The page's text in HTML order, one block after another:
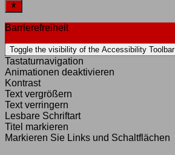
Barrierefreiheit
Toggle the visibility of the Accessibility Toolbar
Tastaturnavigation
Animationen deaktivieren
Kontrast
Text vergrößern
Text verringern
Lesbare Schriftart
Titel markieren
Markieren Sie Links und Schaltflächen